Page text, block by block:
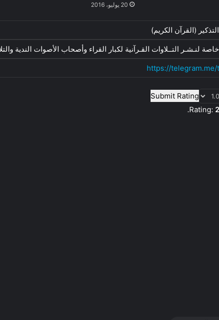
20 يوليو، 2016
(القرآن الكريم)
لنـشـر التــلاوات القـرآنية لكبار القراء وأصحاب الأصوات الندية
https://telegram.me/
Submit Rating
Rating: